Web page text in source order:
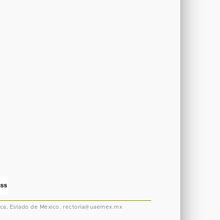
Estado de México. rectoria@uaemex.mx